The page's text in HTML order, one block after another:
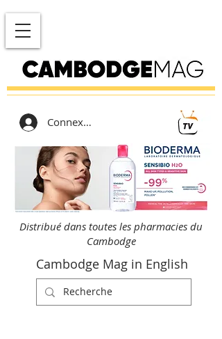
Connexion
Distribué dans toutes les pharmacies du
Cambodge
Cambodge Mag in English